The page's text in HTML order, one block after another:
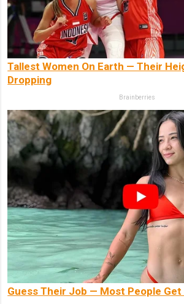
Tallest Women On Earth — Their
Dropping
Brainberries
Guess Their Job — Most People